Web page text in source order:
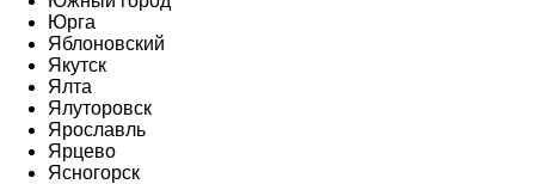
Юрга
Яблоновский
Якутск
Ялта
Ялуторовск
Ярославль
Ярцево
Ясногорск